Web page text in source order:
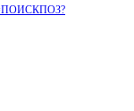
=ПОИСКПОЗ?